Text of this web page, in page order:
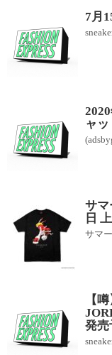
7月
ャッ
サマ
日
サマ
【
発売